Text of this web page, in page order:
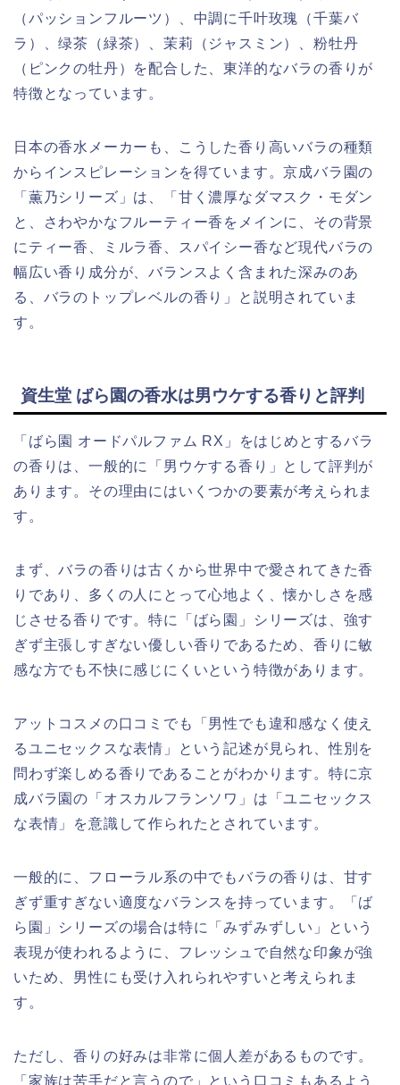
（パッションフルーツ）、中調に千叶玫瑰（千葉バ
ラ）、绿茶（緑茶）、茉莉（ジャスミン）、粉牡丹
（ピンクの牡丹）を配合した、東洋的なバラの香りが
特徴となっています。
日本の香水メーカーも、こうした香り高いバラの種類
からインスピレーションを得ています。京成バラ園の
「薫乃シリーズ」は、「甘く濃厚なダマスク・モダン
と、さわやかなフルーティー香をメインに、その背景
にティー香、ミルラ香、スパイシー香など現代バラの
幅広い香り成分が、バランスよく含まれた深みのあ
る、バラのトップレベルの香り」と説明されていま
す。
資生堂 ばら園の香水は男ウケする香りと評判
「ばら園 オードパルファム RX」をはじめとするバラ
の香りは、一般的に「男ウケする香り」として評判が
あります。その理由にはいくつかの要素が考えられま
す。
まず、バラの香りは古くから世界中で愛されてきた香
りであり、多くの人にとって心地よく、懐かしさを感
じさせる香りです。特に「ばら園」シリーズは、強す
ぎず主張しすぎない優しい香りであるため、香りに敏
感な方でも不快に感じにくいという特徴があります。
アットコスメの口コミでも「男性でも違和感なく使え
るユニセックスな表情」という記述が見られ、性別を
問わず楽しめる香りであることがわかります。特に京
成バラ園の「オスカルフランソワ」は「ユニセックス
な表情」を意識して作られたとされています。
一般的に、フローラル系の中でもバラの香りは、甘す
ぎず重すぎない適度なバランスを持っています。「ば
ら園」シリーズの場合は特に「みずみずしい」という
表現が使われるように、フレッシュで自然な印象が強
いため、男性にも受け入れられやすいと考えられま
す。
ただし、香りの好みは非常に個人差があるものです。
「家族は苦手だと言うので」という口コミもあるよう